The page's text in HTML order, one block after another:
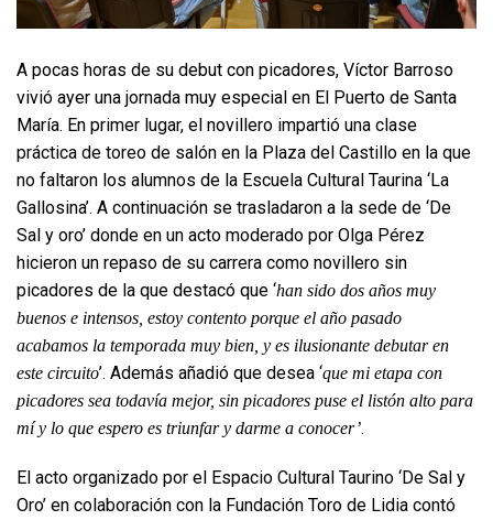
A pocas horas de su debut con picadores, Víctor Barroso
vivió ayer una jornada muy especial en El Puerto de Santa
María. En primer lugar, el novillero impartió una clase
práctica de toreo de salón en la Plaza del Castillo en la que
no faltaron los alumnos de la Escuela Cultural Taurina ‘La
Gallosina’. A continuación se trasladaron a la sede de ‘De
Sal y oro’ donde en un acto moderado por Olga Pérez
hicieron un repaso de su carrera como novillero sin
picadores de la que destacó que ‘han sido dos años muy
buenos e intensos, estoy contento porque el año pasado
acabamos la temporada muy bien, y es ilusionante debutar en
este circuito’. Además añadió que desea ‘que mi etapa con
picadores sea todavía mejor, sin picadores puse el listón alto para
mí y lo que espero es triunfar y darme a conocer’.
El acto organizado por el Espacio Cultural Taurino ‘De Sal y
Oro’ en colaboración con la Fundación Toro de Lidia contó